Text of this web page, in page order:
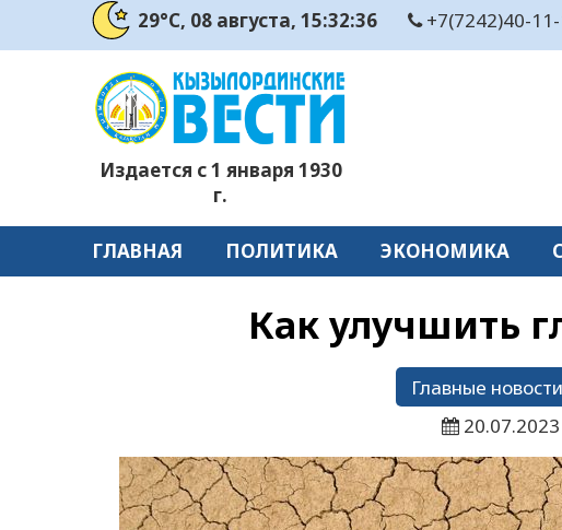
29°C, 08 августа, 15:32:37 +7(7242)40-
Издается с 1 января 1930
г.
ГЛАВНАЯ ПОЛИТИКА ЭКОНОМИКА
Как улучшить
Главные новости
20.07.2023